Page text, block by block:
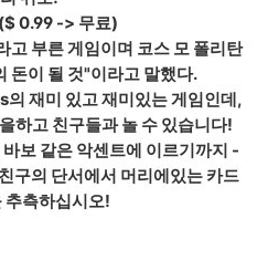
0.99 -> 무료)
고 부른 게임이며 코스 모 폴리탄
돈이 될 것"이라고 말했다.
재미 있고 재미있는 게임인데,
하고 친구들과 놀 수 있습니다!
보 같은 악센트에 이르기까지 -
구의 단서에서 머리에있는 카드
추측하십시오!